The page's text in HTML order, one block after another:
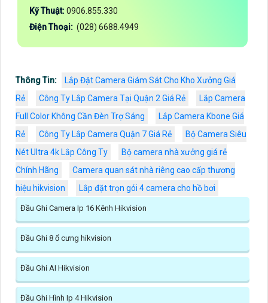
Kỹ Thuật:0906.855.330
Điện Thoại: (028) 6688.4949
Thông Tin:
Lắp Đặt Camera Giám Sát Cho Kho Xưởng Giá
Rẻ
Công Ty Lắp Camera Tại Quận 2 Giá Rẻ
Lắp Camera
Full Color Không Cần Đèn Trợ Sáng
Lắp Camera Kbone Giá
Rẻ
Công Ty Lắp Camera Quận 7 Giá Rẻ
Bộ Camera Siêu
Nét Ultra 4k Lắp Công Ty
Bộ camera nhà xưởng giá rẻ
Chính Hãng
Camera quan sát nhà riêng cao cấp thương
hiệu hikvision
Lắp đặt trọn gói 4 camera cho hồ bơi
Đầu Ghi Camera Ip 16 Kênh Hikvision
Đầu Ghi 8 ổ cưng hikvision
Đầu Ghi AI Hikvision
Đầu Ghi Hình Ip 4 Hikvision